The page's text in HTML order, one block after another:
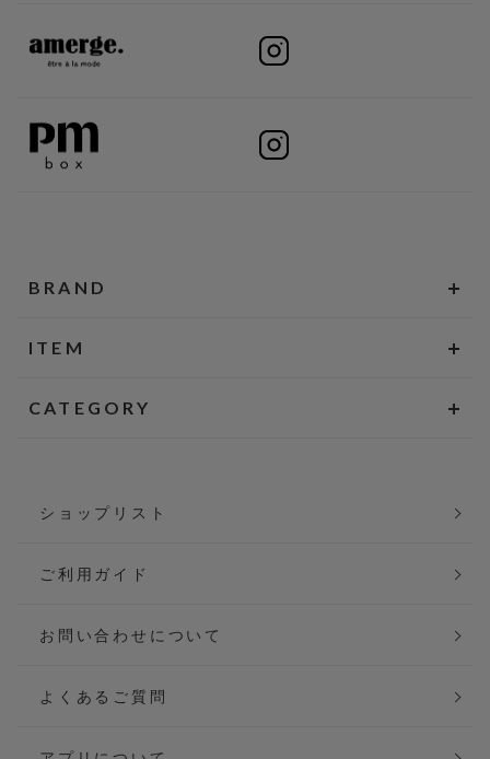
BRAND
ITEM
CATEGORY
ショップリスト
ご利用ガイド
お問い合わせについて
よくあるご質問